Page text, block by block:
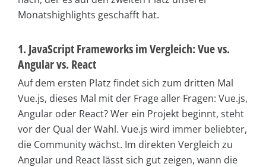
Monatshighlights geschafft hat.
1. JavaScript Frameworks im Vergleich: Vue vs.
Angular vs. React
Auf dem ersten Platz findet sich zum dritten Mal
Vue.js, dieses Mal mit der Frage aller Fragen: Vue.js,
Angular oder React? Wer ein Projekt beginnt, steht
vor der Qual der Wahl. Vue.js wird immer beliebter,
die Community wächst. Im direkten Vergleich zu
Angular und React lässt sich gut zeigen, wann die